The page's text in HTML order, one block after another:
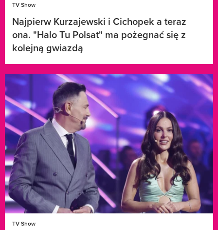
TV Show
Najpierw Kurzajewski i Cichopek a teraz
ona. "Halo Tu Polsat" ma pożegnać się z
kolejną gwiazdą
TV Show